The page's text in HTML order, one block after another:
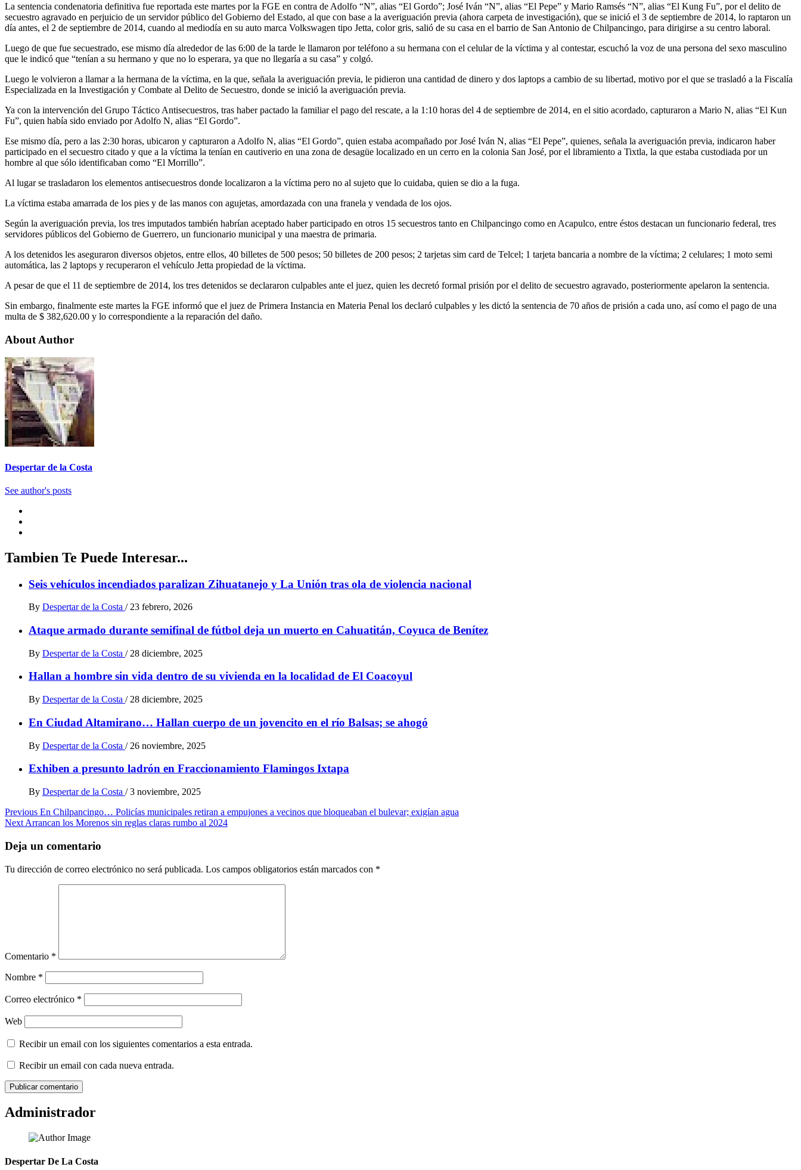
La sentencia condenatoria definitiva fue reportada este martes por la FGE en contra de Adolfo “N”, alias “El Gordo”; José Iván “N”, alias “El Pepe” y Mario Ramsés “N”, alias “El Kung Fu”, por el delito de
secuestro agravado en perjuicio de un servidor público del Gobierno del Estado, al que con base a la averiguación previa (ahora carpeta de investigación), que se inició el 3 de septiembre de 2014, lo raptaron un
día antes, el 2 de septiembre de 2014, cuando al mediodía en su auto marca Volkswagen tipo Jetta, color gris, salió de su casa en el barrio de San Antonio de Chilpancingo, para dirigirse a su centro laboral.
Luego de que fue secuestrado, ese mismo día alrededor de las 6:00 de la tarde le llamaron por teléfono a su hermana con el celular de la víctima y al contestar, escuchó la voz de una persona del sexo masculino
que le indicó que “tenían a su hermano y que no lo esperara, ya que no llegaría a su casa” y colgó.
Luego le volvieron a llamar a la hermana de la víctima, en la que, señala la averiguación previa, le pidieron una cantidad de dinero y dos laptops a cambio de su libertad, motivo por el que se trasladó a la Fiscalía
Especializada en la Investigación y Combate al Delito de Secuestro, donde se inició la averiguación previa.
Ya con la intervención del Grupo Táctico Antisecuestros, tras haber pactado la familiar el pago del rescate, a la 1:10 horas del 4 de septiembre de 2014, en el sitio acordado, capturaron a Mario N, alias “El Kun
Fu”, quien había sido enviado por Adolfo N, alias “El Gordo”.
Ese mismo día, pero a las 2:30 horas, ubicaron y capturaron a Adolfo N, alias “El Gordo”, quien estaba acompañado por José Iván N, alias “El Pepe”, quienes, señala la averiguación previa, indicaron haber
participado en el secuestro citado y que a la víctima la tenían en cautiverio en una zona de desagüe localizado en un cerro en la colonia San José, por el libramiento a Tixtla, la que estaba custodiada por un
hombre al que sólo identificaban como “El Morrillo”.
Al lugar se trasladaron los elementos antisecuestros donde localizaron a la víctima pero no al sujeto que lo cuidaba, quien se dio a la fuga.
La víctima estaba amarrada de los pies y de las manos con agujetas, amordazada con una franela y vendada de los ojos.
Según la averiguación previa, los tres imputados también habrían aceptado haber participado en otros 15 secuestros tanto en Chilpancingo como en Acapulco, entre éstos destacan un funcionario federal, tres
servidores públicos del Gobierno de Guerrero, un funcionario municipal y una maestra de primaria.
A los detenidos les aseguraron diversos objetos, entre ellos, 40 billetes de 500 pesos; 50 billetes de 200 pesos; 2 tarjetas sim card de Telcel; 1 tarjeta bancaria a nombre de la víctima; 2 celulares; 1 moto semi
automática, las 2 laptops y recuperaron el vehículo Jetta propiedad de la víctima.
A pesar de que el 11 de septiembre de 2014, los tres detenidos se declararon culpables ante el juez, quien les decretó formal prisión por el delito de secuestro agravado, posteriormente apelaron la sentencia.
Sin embargo, finalmente este martes la FGE informó que el juez de Primera Instancia en Materia Penal los declaró culpables y les dictó la sentencia de 70 años de prisión a cada uno, así como el pago de una
multa de $ 382,620.00 y lo correspondiente a la reparación del daño.
About Author
Despertar de la Costa
See author's posts
Tambien Te Puede Interesar...
Seis vehículos incendiados paralizan Zihuatanejo y La Unión tras ola de violencia nacional
By Despertar de la Costa / 23 febrero, 2026
Ataque armado durante semifinal de fútbol deja un muerto en Cahuatitán, Coyuca de Benítez
By Despertar de la Costa / 28 diciembre, 2025
Hallan a hombre sin vida dentro de su vivienda en la localidad de El Coacoyul
By Despertar de la Costa / 28 diciembre, 2025
En Ciudad Altamirano… Hallan cuerpo de un jovencito en el río Balsas; se ahogó
By Despertar de la Costa / 26 noviembre, 2025
Exhiben a presunto ladrón en Fraccionamiento Flamingos Ixtapa
By Despertar de la Costa / 3 noviembre, 2025
Post
navigation
Previous En Chilpancingo… Policías municipales retiran a empujones a vecinos que bloqueaban el bulevar; exigían agua
Next Arrancan los Morenos sin reglas claras rumbo al 2024
Deja un comentario
Tu dirección de correo electrónico no será publicada. Los campos obligatorios están marcados con *
Comentario *
Nombre *
Correo electrónico *
Web
Recibir un email con los siguientes comentarios a esta entrada.
Recibir un email con cada nueva entrada.
Administrador
Despertar De La Costa